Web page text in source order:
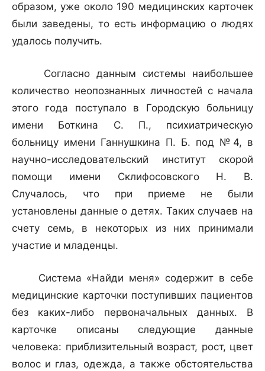
образом, уже около 190 медицинских карточек
были заведены, то есть информацию о людях
удалось получить.
Согласно данным системы наибольшее
количество неопознанных личностей с начала
этого года поступало в Городскую больницу
имени Боткина С. П., психиатрическую
больницу имени Ганнушкина П. Б. под №4, в
научно-исследовательский институт скорой
помощи имени Склифосовского Н. В.
Случалось, что при приеме не были
установлены данные о детях. Таких случаев на
счету семь, в некоторых из них принимали
участие и младенцы.
Система «Найди меня» содержит в себе
медицинские карточки поступивших пациентов
без каких-либо первоначальных данных. В
карточке описаны следующие данные
человека: приблизительный возраст, рост, цвет
волос и глаз, одежда, а также обстоятельства